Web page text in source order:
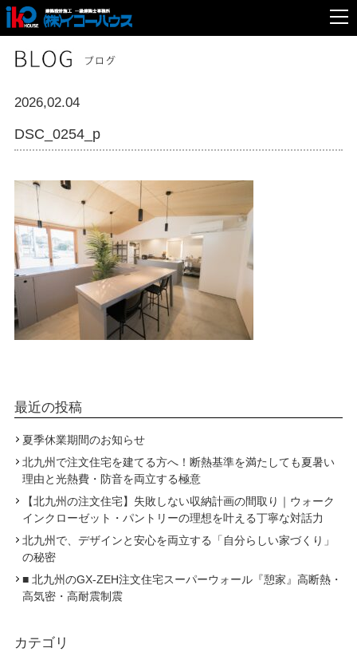
2026,02.04
DSC_0254_p
最近の投稿
夏季休業期間のお知らせ
北九州で注文住宅を建てる方へ！断熱基準を満たしても夏暑い
理由と光熱費・防音を両立する極意
【北九州の注文住宅】失敗しない収納計画の間取り｜ウォーク
インクローゼット・パントリーの理想を叶える丁寧な対話力
北九州で、デザインと安心を両立する「自分らしい家づくり」
の秘密
■ 北九州のGX-ZEH注文住宅スーパーウォール『憩家』高断熱・
高気密・高耐震制震
カテゴリ